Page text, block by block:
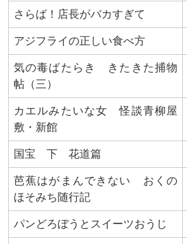
さらば！店長がバカすぎて
アジフライの正しい食べ方
気の毒ばたらき きたきた捕物
帖（三）
カエルみたいな女 怪談青柳屋
敷・新館
国宝 下 花道篇
芭蕉はがまんできない おくの
ほそみち随行記
パンどろぼうとスイーツおうじ